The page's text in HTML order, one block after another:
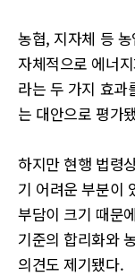
농협, 지자체 등
자체적으로 에너
라는 두 가지 효과
는 대안으로 평가
하지만 현행 법령
기 어려운 부분이
부담이 크기 때문
기준의 합리화와
의견도 제기됐다.